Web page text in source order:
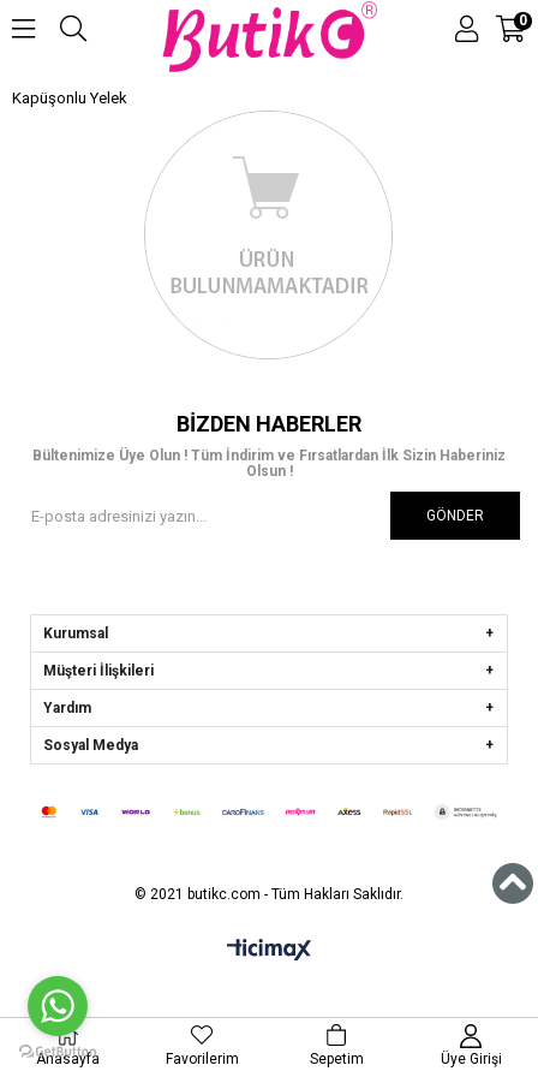
0
Kapüşonlu Yelek
BIZDEN HABERLER
Bültenimize Üye Olun ! Tüm İndirim ve Fırsatlardan İlk Sizin Haberiniz
Olsun !
GÖNDER
Kurumsal
Müşteri İlişkileri
Yardım
Sosyal Medya
© 2021 butikc.com - Tüm Hakları Saklıdır.
Anasayfa Favorilerim Sepetim Üye Girişi